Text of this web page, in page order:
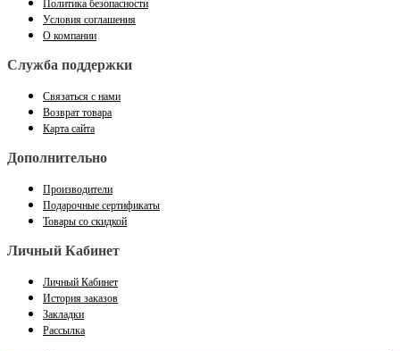
Политика безопасности
Условия соглашения
О компании
Служба поддержки
Связаться с нами
Возврат товара
Карта сайта
Дополнительно
Производители
Подарочные сертификаты
Товары со скидкой
Личный Кабинет
Личный Кабинет
История заказов
Закладки
Рассылка